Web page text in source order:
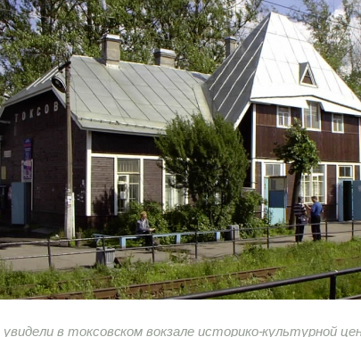
увидели в токсовском вокзале историко-культурной